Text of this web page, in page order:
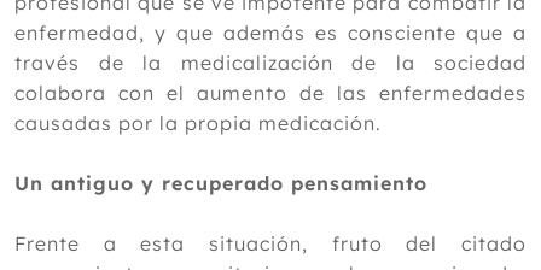
enfermedad, y que además es consciente que a
través de la medicalización de la sociedad
colabora con el aumento de las enfermedades
causadas por la propia medicación.
Un antiguo y recuperado pensamiento
Frente a esta situación, fruto del citado